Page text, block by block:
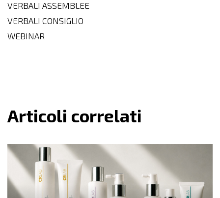
VERBALI ASSEMBLEE
VERBALI CONSIGLIO
WEBINAR
Articoli correlati